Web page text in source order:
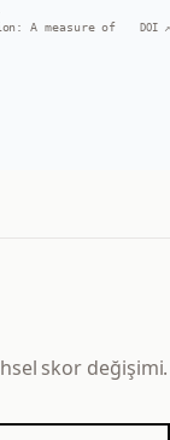
A measure of
DOI ↗
skor değişimi.